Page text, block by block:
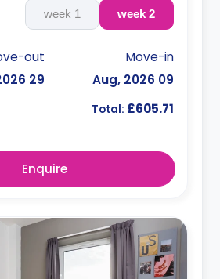
2 week
1 week
Move-in
09 Aug, 2026
out
29 Aug, 2026
Total: £605.71
Enquire